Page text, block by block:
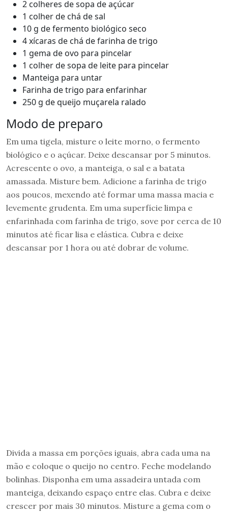
2 colheres de sopa de açúcar
1 colher de chá de sal
10 g de fermento biológico seco
4 xícaras de chá de farinha de trigo
1 gema de ovo para pincelar
1 colher de sopa de leite para pincelar
Manteiga para untar
Farinha de trigo para enfarinhar
250 g de queijo muçarela ralado
Modo de preparo
Em uma tigela, misture o leite morno, o fermento
biológico e o açúcar. Deixe descansar por 5 minutos.
Acrescente o ovo, a manteiga, o sal e a batata
amassada. Misture bem. Adicione a farinha de trigo
aos poucos, mexendo até formar uma massa macia e
levemente grudenta. Em uma superfície limpa e
enfarinhada com farinha de trigo, sove por cerca de 10
minutos até ficar lisa e elástica. Cubra e deixe
descansar por 1 hora ou até dobrar de volume.
Divida a massa em porções iguais, abra cada uma na
mão e coloque o queijo no centro. Feche modelando
bolinhas. Disponha em uma assadeira untada com
manteiga, deixando espaço entre elas. Cubra e deixe
crescer por mais 30 minutos. Misture a gema com o